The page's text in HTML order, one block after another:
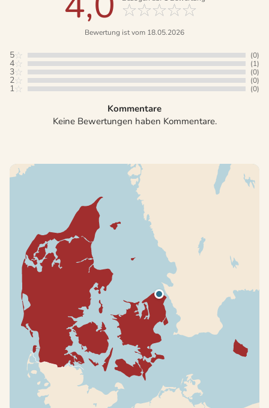
Bewertung ist vom 18.05.2026
5 (0)
4 (1)
3 (0)
2 (0)
1 (0)
Kommentare
Keine Bewertungen haben Kommentare.